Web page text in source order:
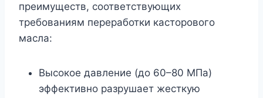
преимуществ, соответствующих
требованиям переработки касторового
масла:
Высокое давление (до 60–80 МПа)
эффективно разрушает жесткую